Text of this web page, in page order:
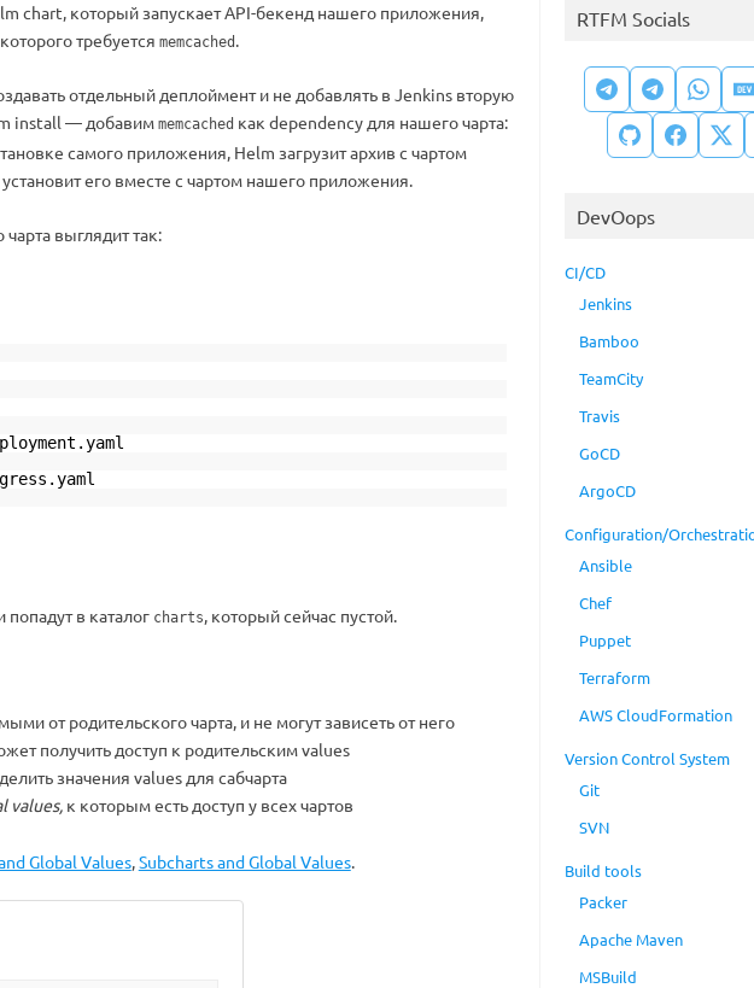
chart, который запускает API-бекенд нашего приложения,
требуется memcached .
отдельный деплоймент и не добавлять в Jenkins вторую
install — добавим memcached как dependency для нашего чарта:
самого приложения, Helm загрузит архив с чартом
установит его вместе с чартом нашего приложения.
выглядит так:
в каталог charts, который сейчас пустой.
от родительского чарта, и не могут зависеть от него
получить доступ к родительским values
значения values для сабчарта
values,к которым есть доступ у всех чартов
Global Values,Subcharts and Global Values.
RTFM Socials
DevOops
CI/CD
Jenkins
Bamboo
TeamCity
Travis
GoCD
ArgoCD
Configuration/
Ansible
Chef
Puppet
Terraform
AWS CloudFormation
Version Control System
Git
SVN
Build tools
Packer
Apache Maven
MSBuild